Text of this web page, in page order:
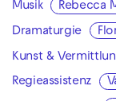
Musik Rebecca
Dramaturgie
Kunst &
Regieassistenz